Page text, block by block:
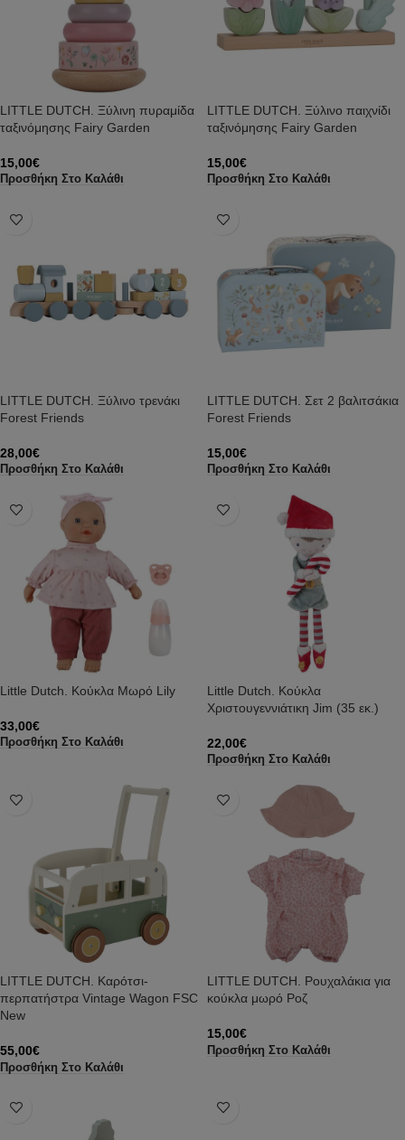
LITTLE DUTCH. Ξύλινη πυραμίδα
ταξινόμησης Fairy Garden
15,00€
Προσθήκη Στο Καλάθι
LITTLE DUTCH. Ξύλινο παιχνίδι
ταξινόμησης Fairy Garden
15,00€
Προσθήκη Στο Καλάθι
LITTLE DUTCH. Ξύλινο τρενάκι
Forest Friends
28,00€
Προσθήκη Στο Καλάθι
LITTLE DUTCH. Σετ 2 βαλιτσάκια
Forest Friends
15,00€
Προσθήκη Στο Καλάθι
Little Dutch. Κούκλα Μωρό Lily
33,00€
Προσθήκη Στο Καλάθι
Little Dutch. Κούκλα
Χριστουγεννιάτικη Jim (35 εκ.)
22,00€
Προσθήκη Στο Καλάθι
LITTLE DUTCH. Καρότσι-
περπατήστρα Vintage Wagon FSC
New
55,00€
Προσθήκη Στο Καλάθι
LITTLE DUTCH. Ρουχαλάκια για
κούκλα μωρό Ροζ
15,00€
Προσθήκη Στο Καλάθι